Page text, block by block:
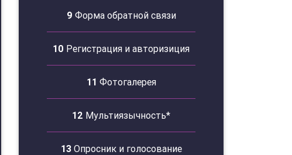
9 Форма обратной связи
10 Регистрация и авторизиция
11 Фотогалерея
12 Мультиязычность*
13Опросник и голосование